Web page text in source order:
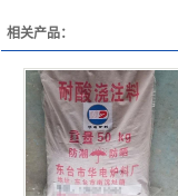
相关产品：